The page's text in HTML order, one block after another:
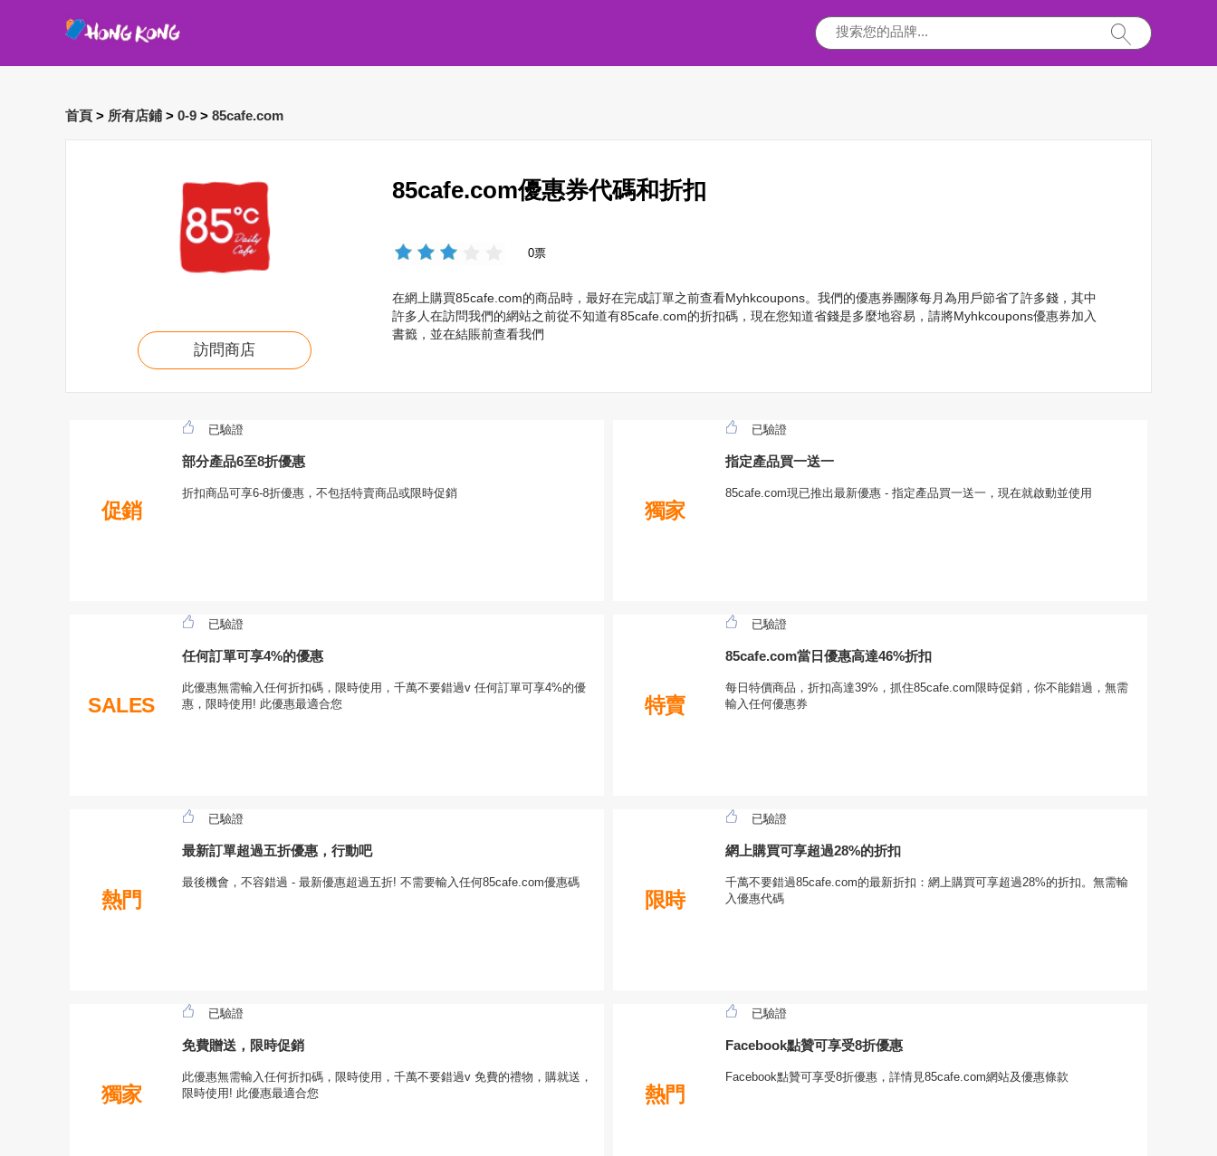
首頁 > 所有店鋪 > 0-9 > 85cafe.com
訪問商店
85cafe.com優惠券代碼和折扣
0票
在網上購買85cafe.com的商品時，最好在完成訂單之前查看Myhkcoupons。我們的優惠券團隊每月為用戶節省了許多錢，其中
許多人在訪問我們的網站之前從不知道有85cafe.com的折扣碼，現在您知道省錢是多麼地容易，請將Myhkcoupons優惠券加入
書籤，並在結賬前查看我們
促銷
已驗證
部分產品6至8折優惠
折扣商品可享6-8折優惠，不包括特賣商品或限時促銷
獨家
已驗證
指定產品買一送一
85cafe.com現已推出最新優惠 - 指定產品買一送一，現在就啟動並使用
SALES
已驗證
任何訂單可享4%的優惠
此優惠無需輸入任何折扣碼，限時使用，千萬不要錯過v 任何訂單可享4%的優
惠，限時使用! 此優惠最適合您
特賣
已驗證
85cafe.com當日優惠高達46%折扣
每日特價商品，折扣高達39%，抓住85cafe.com限時促銷，你不能錯過，無需
輸入任何優惠券
熱門
已驗證
最新訂單超過五折優惠，行動吧
最後機會，不容錯過 - 最新優惠超過五折! 不需要輸入任何85cafe.com優惠碼
限時
已驗證
網上購買可享超過28%的折扣
千萬不要錯過85cafe.com的最新折扣：網上購買可享超過28%的折扣。無需輸
入優惠代碼
獨家
已驗證
免費贈送，限時促銷
此優惠無需輸入任何折扣碼，限時使用，千萬不要錯過v 免費的禮物，購就送，
限時使用! 此優惠最適合您
熱門
已驗證
Facebook點贊可享受8折優惠
Facebook點贊可享受8折優惠，詳情見85cafe.com網站及優惠條款